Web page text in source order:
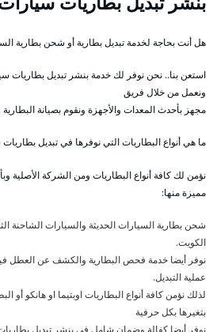
هل أنت بحاجة لخدمة تبديل بطارية أو شحن بطارية
استعن بنا.. نحن نوفر لك خدمة بنشر تبديل بطاريات
ونعمل من خلال فريق
مجهز بأحدث المعدات والأجهزة ونقوم بصيانة البطارية
ما هي أنواع البطاريات التي نوفرها في تبديل
نؤمن لك كافة أنواع البطاريات ومن الشركة الأصلية
مميزة منها:
شحن بطارية السيارات الحديثة والسيارات الشاحنة
الكويت.
نوفر أيضا خدمة فحص البطارية والكشف عن العطل
عملية التبديل.
لذلك نؤمن كافة أنواع البطاريات اوبتيما او هانكو أو
بتغيرها بكل حرفية
نوفر أيضا كفالة وضمان شامل في بنشر تبديل